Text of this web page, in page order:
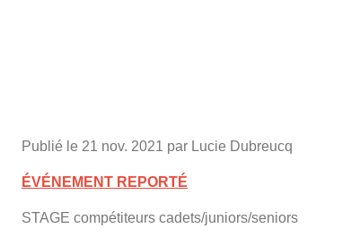
Publié le 21 nov. 2021 par Lucie Dubreucq
ÉVÉNEMENT REPORTÉ
STAGE compétiteurs cadets/juniors/seniors